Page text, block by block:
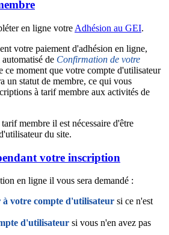
en ligne votre Adhésion au GEI.
votre paiement d'adhésion en ligne,
de Confirmation de votre
ce moment que votre compte d'utilisateur
un statut de membre, ce qui vous
à tarif membre aux activités de
membre il est nécessaire d'être
du site.
votre inscription
en ligne il vous sera demandé :
à votre compte d'utilisateur si ce n'est
d'utilisateur si vous n'en avez pas